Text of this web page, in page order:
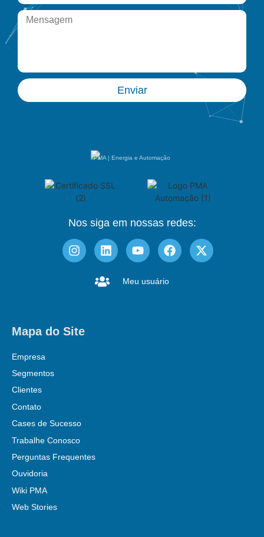
Enviar
PMA | Energia e Automação
Nos siga em nossas redes:
Meu usuário
Mapa do Site
Empresa
Segmentos
Clientes
Contato
Cases de Sucesso
Trabalhe Conosco
Perguntas Frequentes
Ouvidoria
Wiki PMA
Web Stories